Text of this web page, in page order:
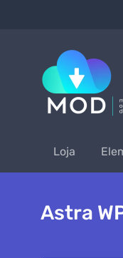
Loja
Astra